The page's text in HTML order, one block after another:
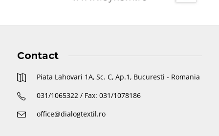
Contact
Piata Lahovari 1A, Sc. C, Ap.1, Bucuresti - Romania
031/1065322 / Fax: 031/1078186
office@dialogtextil.ro